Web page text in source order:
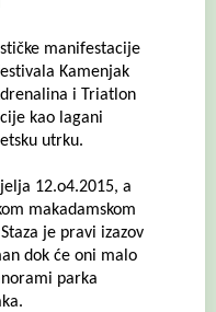
manifestacije
Kamenjak
i Triatlon
kao lagani
utrku.
12.o4.2015, a
makadamskom
Staza je pravi izazov
dok će oni malo
parka